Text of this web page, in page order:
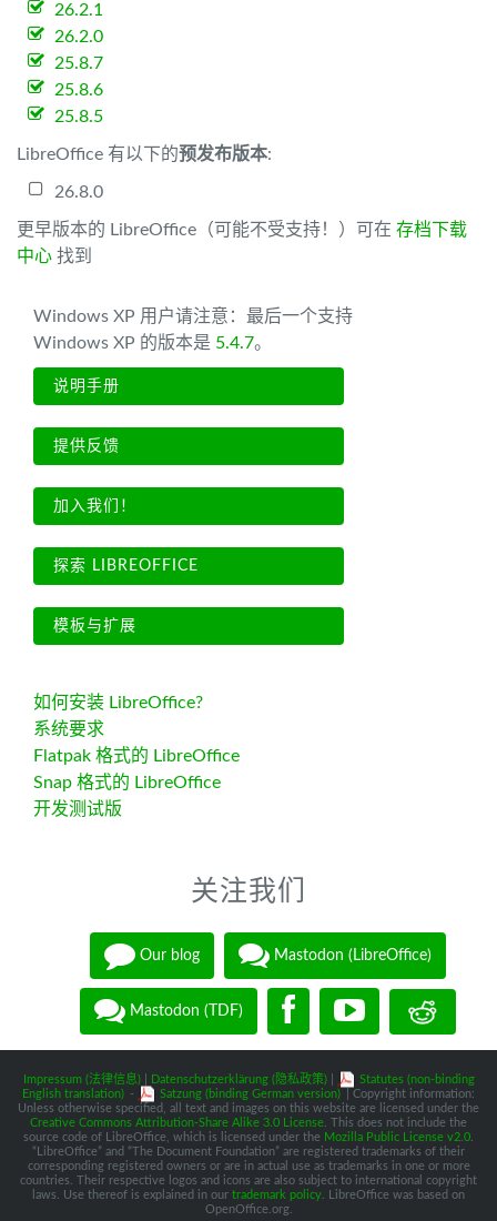
26.2.1
26.2.0
25.8.7
25.8.6
25.8.5
LibreOffice 有以下的预发布版本:
26.8.0
更早版本的 LibreOffice（可能不受支持！）可在 存档下载
中心 找到
Windows XP 用户请注意：最后一个支持
Windows XP 的版本是 5.4.7。
说明手册
提供反馈
加入我们！
探索 LIBREOFFICE
模板与扩展
如何安装 LibreOffice?
系统要求
Flatpak 格式的 LibreOffice
Snap 格式的 LibreOffice
开发测试版
关注我们
Our blog Mastodon (LibreOffice)
Mastodon (TDF)
Impressum (法律信息)| Datenschutzerklärung (隐私政策)|
Statutes (non-binding
English translation) - Satzung (binding German version)
| Copyright information:
Unless otherwise specified, all text and images on this website are licensed under the
Creative Commons Attribution-Share Alike 3.0 License . This does not include the
source code of LibreOffice, which is licensed under the Mozilla Public License v2.0
“LibreOffice” and “The Document Foundation” are registered trademarks of their
corresponding registered owners or are in actual use as trademarks in one or more
countries. Their respective logos and icons are also subject to international copyright
laws. Use thereof is explained in our trademark policy . LibreOffice was based on
OpenOffice.org.